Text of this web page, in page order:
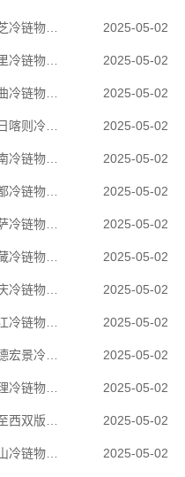
苏州到林芝冷链物流专线-苏州至林芝冷链物流公司 2025-05-02
苏州到阿里冷链物流专线-苏州至阿里冷链物流公司 2025-05-02
苏州到那曲冷链物流专线-苏州至那曲冷链物流公司 2025-05-02
2025-05-02
苏州到山南冷链物流专线-苏州至山南冷链物流公司 2025-05-02
苏州到昌都冷链物流专线-苏州至昌都冷链物流公司 2025-05-02
苏州到拉萨冷链物流专线-苏州至拉萨冷链物流公司 2025-05-02
苏州到西藏冷链物流专线-苏州至西藏冷链物流公司 2025-05-02
苏州到迪庆冷链物流专线-苏州至迪庆冷链物流公司 2025-05-02
苏州到怒江冷链物流专线-苏州至怒江冷链物流公司 2025-05-02
2025-05-02
苏州到大理冷链物流专线-苏州至大理冷链物流公司 2025-05-02
2025-05-02
苏州到文山冷链物流专线-苏州至文山冷链物流公司 2025-05-02